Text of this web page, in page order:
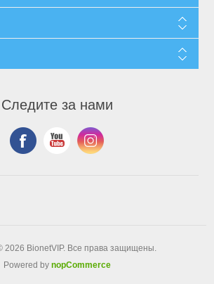
Следите за нами
2026 BionetVIP. Все права защищены.
Powered by nopCommerce